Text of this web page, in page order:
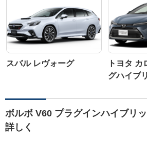
スバル レヴォーグ
トヨタ
グハイブ
ボルボ V60 プラグインハイブリ
詳しく